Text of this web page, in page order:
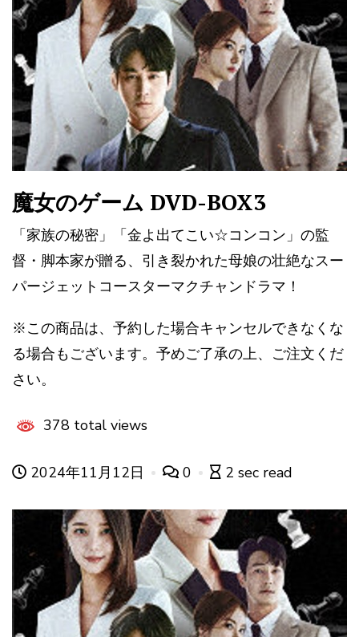
魔女のゲーム DVD-BOX3
「家族の秘密」「金よ出てこい☆コンコン」の監
督・脚本家が贈る、引き裂かれた母娘の壮絶なスー
パージェットコースターマクチャンドラマ！
※この商品は、予約した場合キャンセルできなくな
る場合もございます。予めご了承の上、ご注文くだ
さい。
378 total views
2024年11月12日 0 2 sec read